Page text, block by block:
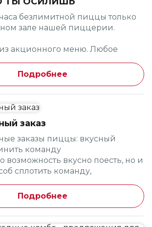
друзей насладиться
лета! 🌊✨
безлимитной пиццы только
зале нашей пиццерии.
акционного меню. Любое
правило: следующая пицца
предыдущая съедена. Мы не
честно ❤️
во всех пиццериях с
формата dark kitchen в
Подробнее
заказ
заказы пиццы: вкусный
команду
возможность вкусно поесть, но и
сплотить команду,
сотрудников.
для своего коллектива, а Pizza
все быстро и вкусно❤️
Подробнее